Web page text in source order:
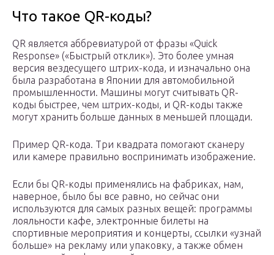
Что такое QR-коды?
QR является аббревиатурой от фразы «Quick
Response» («Быстрый отклик»). Это более умная
версия вездесущего штрих-кода, и изначально она
была разработана в Японии для автомобильной
промышленности. Машины могут считывать QR-
коды быстрее, чем штрих-коды, и QR-коды также
могут хранить больше данных в меньшей площади.
Пример QR-кода. Три квадрата помогают сканеру
или камере правильно воспринимать изображение.
Если бы QR-коды применялись на фабриках, нам,
наверное, было бы все равно, но сейчас они
используются для самых разных вещей: программы
лояльности кафе, электронные билеты на
спортивные мероприятия и концерты, ссылки «узнай
больше» на рекламу или упаковку, а также обмен